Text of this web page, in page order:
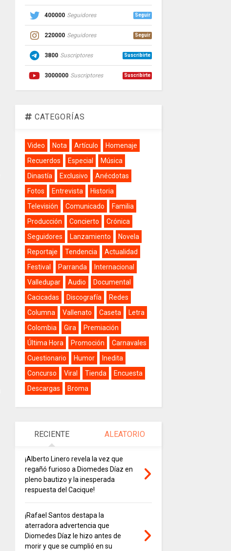
400000 Seguidores Seguir
220000 Seguidores Seguir
3800 Suscriptores Suscribirte
3000000 Suscriptores Suscribirte
CATEGORÍAS
Video Nota Artículo
Homenaje
Recuerdos
Especial
Música
Dinastía
Exclusivo
Anécdotas
Fotos
Entrevista
Historia
Televisión
Comunicado
Familia
Producción
Concierto
Crónica
Seguidores
Lanzamiento
Novela
Reportaje
Tendencia
Actualidad
Festival
Parranda
Internacional
Valledupar
Audio
Documental
Cacicadas
Discografía
Redes
Columna
Vallenato Caseta
Letra
Colombia
Gira
Premiación
Última Hora
Promoción
Carnavales
Cuestionario
Humor
Inedita
Concurso
Viral Tienda
Encuesta
Descargas
Broma
RECIENTE ALEATORIO
¡Alberto Linero revela la vez que
regañó furioso a Diomedes Díaz en
pleno bautizo y la inesperada
respuesta del Cacique!
¡Rafael Santos destapa la
aterradora advertencia que
Diomedes Díaz le hizo antes de
morir y que se cumplió en su